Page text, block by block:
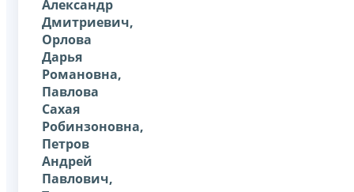
Александр
Дмитриевич,
Орлова
Дарья
Романовна,
Павлова
Сахая
Робинзоновна,
Петров
Андрей
Павлович,